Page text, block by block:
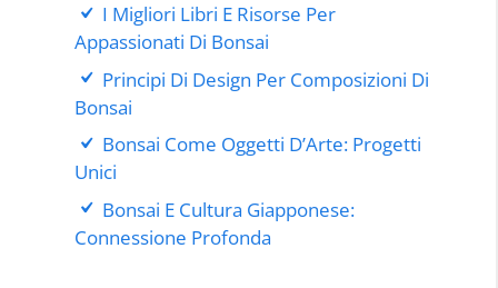
I Migliori Libri E Risorse Per
Appassionati Di Bonsai
Principi Di Design Per Composizioni Di
Bonsai
Bonsai Come Oggetti D’Arte: Progetti
Unici
Bonsai E Cultura Giapponese:
Connessione Profonda